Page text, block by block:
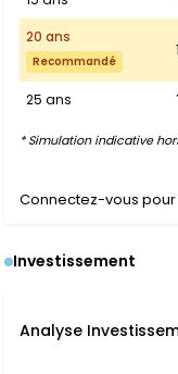
20 ans
Recommandé
25 ans
* Simulation indicative
Connectez-vous
Investissement
Analyse